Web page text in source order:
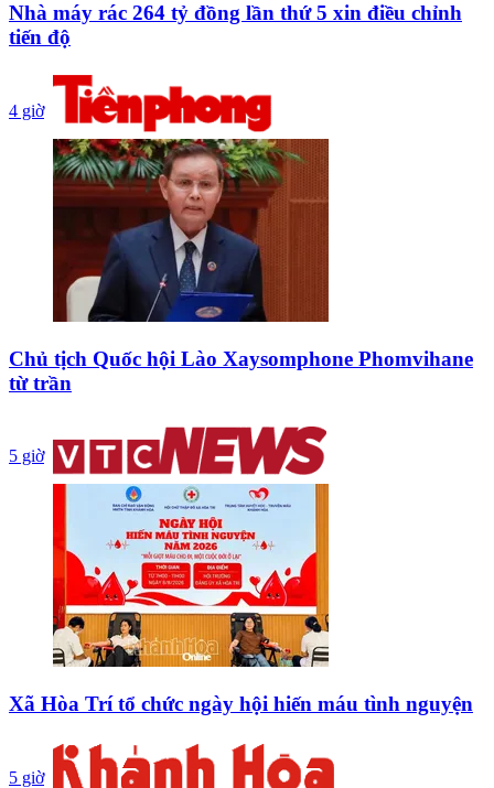
Nhà máy rác 264 tỷ đồng lần thứ 5 xin điều chỉnh
tiến độ
4 giờ
Chủ tịch Quốc hội Lào Xaysomphone Phomvihane
từ trần
5 giờ
Xã Hòa Trí tổ chức ngày hội hiến máu tình nguyện
5 giờ